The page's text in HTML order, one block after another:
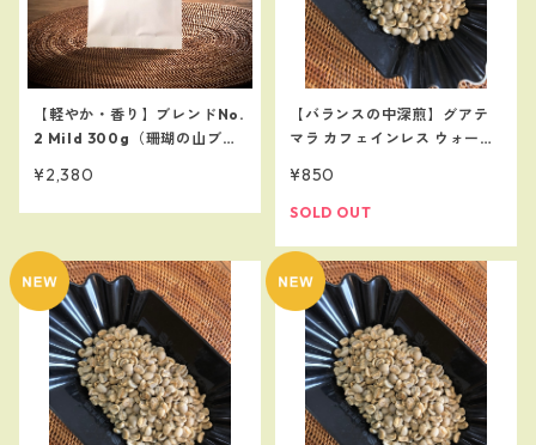
【軽やか・香り】ブレンドNo.
2 Mild 300g（珊瑚の山ブレ
¥2,380
【バランスの中深煎】グアテ
マラ カフェインレス ウォータ
らしいカフェインレス】
¥850
SOLD OUT